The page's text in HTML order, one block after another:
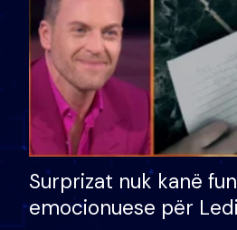
Surprizat nuk kanë
emocionuese për